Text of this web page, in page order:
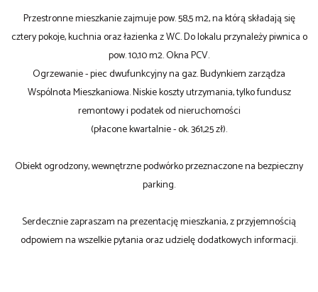
Przestronne mieszkanie zajmuje pow. 58,5 m2, na którą składają się
cztery pokoje, kuchnia oraz łazienka z WC. Do lokalu przynależy piwnica o
pow. 10,10 m2. Okna PCV.
Ogrzewanie - piec dwufunkcyjny na gaz. Budynkiem zarządza
Wspólnota Mieszkaniowa. Niskie koszty utrzymania, tylko fundusz
remontowy i podatek od nieruchomości
(płacone kwartalnie - ok. 361,25 zł).
Obiekt ogrodzony, wewnętrzne podwórko przeznaczone na bezpieczny
parking.
Serdecznie zapraszam na prezentację mieszkania, z przyjemnością
odpowiem na wszelkie pytania oraz udzielę dodatkowych informacji.